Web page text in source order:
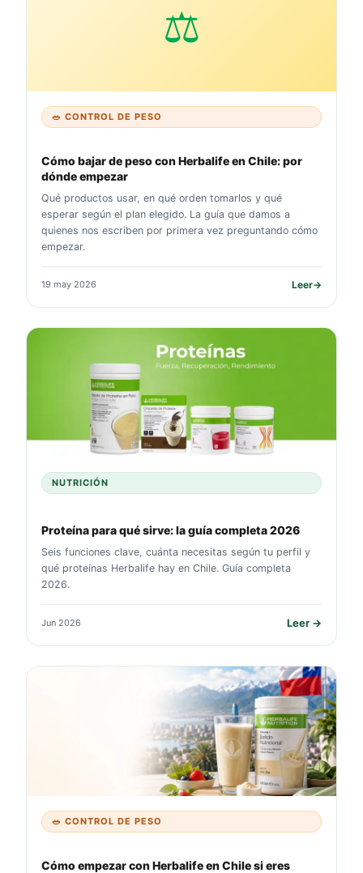
⚖️
🥗 CONTROL DE PESO
Cómo bajar de peso con Herbalife en Chile: por
dónde empezar
Qué productos usar, en qué orden tomarlos y qué
esperar según el plan elegido. La guía que damos a
quienes nos escriben por primera vez preguntando cómo
empezar.
19 may 2026 Leer→
NUTRICIÓN
Proteína para qué sirve: la guía completa 2026
Seis funciones clave, cuánta necesitas según tu perfil y
qué proteínas Herbalife hay en Chile. Guía completa
2026.
Jun 2026 Leer →
📖
🥗 CONTROL DE PESO
Cómo empezar con Herbalife en Chile si eres